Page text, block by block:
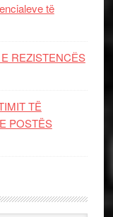
të
REZISTENCЁS
TË
POSTËS